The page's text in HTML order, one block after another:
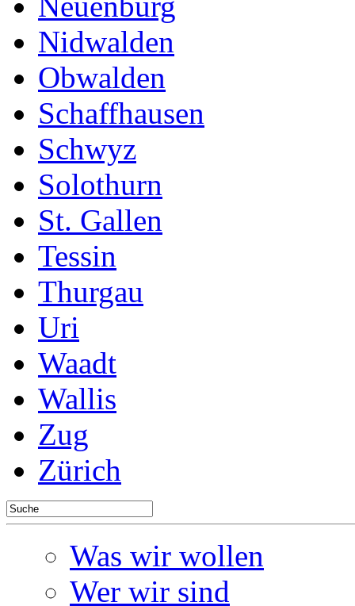
Nidwalden
Obwalden
Schaffhausen
Schwyz
Solothurn
St. Gallen
Tessin
Thurgau
Uri
Waadt
Wallis
Zug
Zürich
Was wir wollen
Wer wir sind